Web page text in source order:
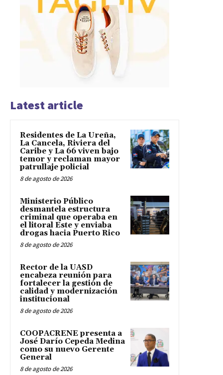
Latest article
Residentes de La Ureña,
La Cancela, Riviera del
Caribe y La 66 viven bajo
temor y reclaman mayor
patrullaje policial
8 de agosto de 2026
Ministerio Público
desmantela estructura
criminal que operaba en
el litoral Este y enviaba
drogas hacia Puerto Rico
8 de agosto de 2026
Rector de la UASD
encabeza reunión para
fortalecer la gestión de
calidad y modernización
institucional
8 de agosto de 2026
COOPACRENE presenta a
José Darío Cepeda Medina
como su nuevo Gerente
General
8 de agosto de 2026